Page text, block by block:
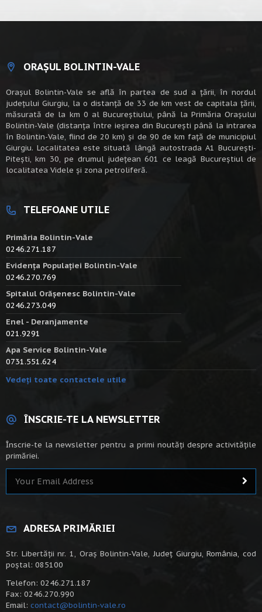
ORAȘUL BOLINTIN-VALE
Oraşul Bolintin-Vale se află în partea de sud a ţării, în nordul
judeţului Giurgiu, la o distanţă de 33 de km vest de capitala țării,
măsurată de la km 0 al Bucureștiului, până la Primăria Orașului
Bolintin-Vale (distanța între ieșirea din București până la intrarea
în Bolintin-Vale, fiind de 20 km) şi de 90 de km faţă de municipiul
Giurgiu. Localitatea este situată lângă autostrada A1 Bucureşti-
Piteşti, km 30, pe drumul judeţean 601 ce leagă Bucureştiul de
localitatea Videle şi zona petroliferă.
TELEFOANE UTILE
Primăria Bolintin-Vale
0246.271.187
Evidența Populației Bolintin-Vale
0246.270.769
Spitalul Orășenesc Bolintin-Vale
0246.273.049
Enel - Deranjamente
021.9291
Apa Service Bolintin-Vale
0731.551.624
Vedeți toate contactele utile
ÎNSCRIE-TE LA NEWSLETTER
Înscrie-te la newsletter pentru a primi noutăți despre activitățile
primăriei.
ADRESA PRIMĂRIEI
Str. Libertății nr. 1, Oraș Bolintin-Vale, Județ Giurgiu, România, cod
poștal: 085100
Telefon: 0246.271.187
Fax: 0246.270.990
Email: contact@bolintin-vale.ro